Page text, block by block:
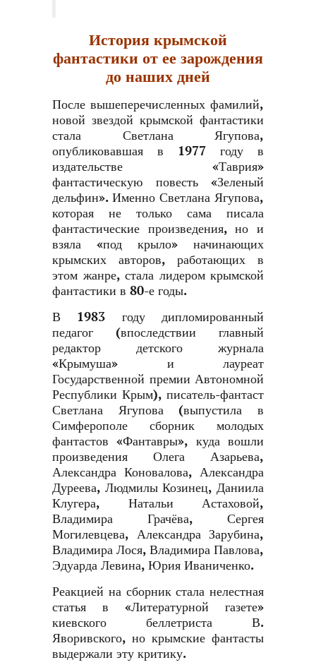
История крымской
фантастики от ее зарождения
до наших дней
После вышеперечисленных фамилий,
новой звездой крымской фантастики
стала Светлана Ягупова,
опубликовавшая в 1977 году в
издательстве «Таврия»
фантастическую повесть «Зеленый
дельфин». Именно Светлана Ягупова,
которая не только сама писала
фантастические произведения, но и
взяла «под крыло» начинающих
крымских авторов, работающих в
этом жанре, стала лидером крымской
фантастики в 80-е годы.
В 1983 году дипломированный
педагог (впоследствии главный
редактор детского журнала
«Крымуша» и лауреат
Государственной премии Автономной
Республики Крым), писатель-фантаст
Светлана Ягупова (выпустила в
Симферополе сборник молодых
фантастов «Фантавры», куда вошли
произведения Олега Азарьева,
Александра Коновалова, Александра
Дуреева, Людмилы Козинец, Даниила
Клугера, Натальи Астаховой,
Владимира Грачёва, Сергея
Могилевцева, Александра Зарубина,
Владимира Лося, Владимира Павлова,
Эдуарда Левина, Юрия Иваниченко.
Реакцией на сборник стала нелестная
статья в «Литературной газете»
киевского беллетриста В.
Яворивского, но крымские фантасты
выдержали эту критику.